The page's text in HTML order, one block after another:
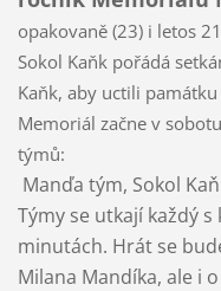
opakovaně (23) i letos
Sokol Kaňk pořádá
Kaňk, aby uctili
Memoriál začne v
týmů:
Manďa tým, Sokol
Týmy se utkají každý
minutách. Hrát se
Milana Mandíka, ale i